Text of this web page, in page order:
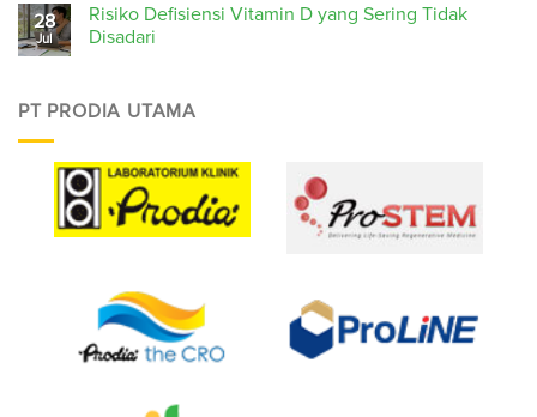
28
Jul
Risiko Defisiensi Vitamin D yang Sering Tidak
Disadari
PT PRODIA UTAMA